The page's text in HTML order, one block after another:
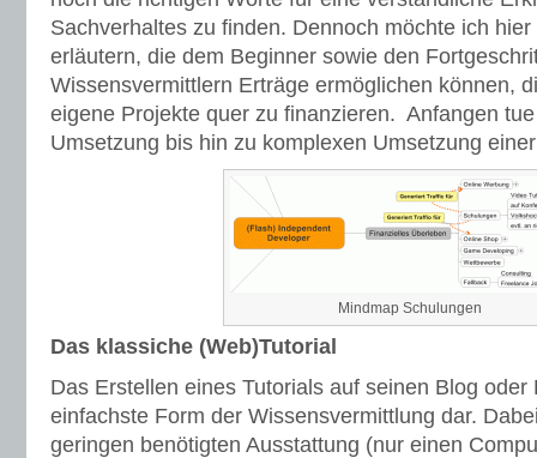
Sachverhaltes zu finden. Dennoch möchte ich
erläutern, die dem Beginner sowie den
Wissensvermittlern Erträge ermöglichen können,
eigene Projekte quer zu finanzieren. Anfangen
Umsetzung bis hin zu komplexen Umsetzung
Mindmap Schulungen
Das klassiche (Web)Tutorial
Das Erstellen eines Tutorials auf seinen Blog oder
einfachste Form der Wissensvermittlung dar.
geringen benötigten Ausstattung (nur einen